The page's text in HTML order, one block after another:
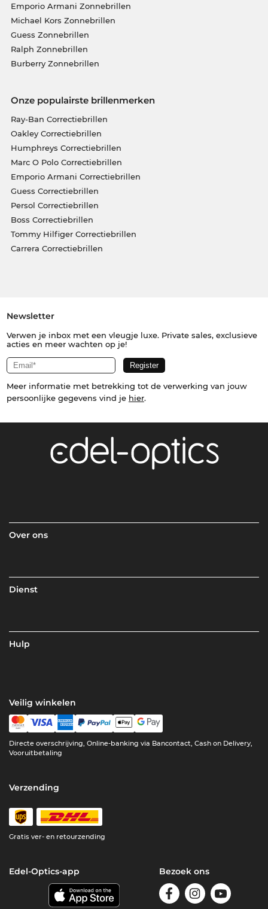
Emporio Armani Zonnebrillen
Michael Kors Zonnebrillen
Guess Zonnebrillen
Ralph Zonnebrillen
Burberry Zonnebrillen
Onze populairste brillenmerken
Ray-Ban Correctiebrillen
Oakley Correctiebrillen
Humphreys Correctiebrillen
Marc O Polo Correctiebrillen
Emporio Armani Correctiebrillen
Guess Correctiebrillen
Persol Correctiebrillen
Boss Correctiebrillen
Tommy Hilfiger Correctiebrillen
Carrera Correctiebrillen
Newsletter
Verwen je inbox met een vleugje luxe. Private sales, exclusieve
acties en meer wachten op je!
Meer informatie met betrekking tot de verwerking van jouw
persoonlijke gegevens vind je hier.
Over ons
Dienst
Hulp
Veilig winkelen
Directe overschrijving, Online-banking via Bancontact, Cash on Delivery,
Vooruitbetaling
Verzending
Gratis ver- en retourzending
Edel-Optics-app Bezoek ons